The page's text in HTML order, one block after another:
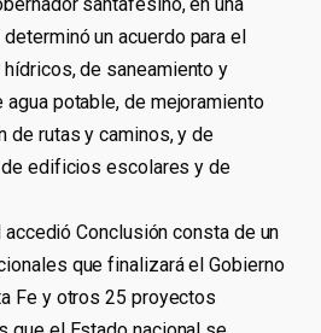
un acuerdo para el
de saneamiento y
potable, de mejoramiento
de rutas y caminos, y de
edificios escolares y de
Conclusión consta de un
que finalizará el Gobierno
Fe y otros 25 proyectos